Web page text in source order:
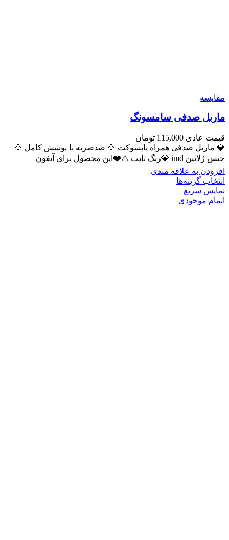
مقايسه
ماربل صدفی سامسونگ
قیمت عادی 115,000 تومان
💎 ماربل صدفی همراه پاپسوکت 💎 ضدضربه با پوشش کامل 💎
جنس ژلاتین imd 💎رنگ ثابت ⚠️❤️این محصول برای آیفون
افزودن به علاقه مندی
انتخاب گزینه‌ها
نمایش سریع
اتمام موجودی